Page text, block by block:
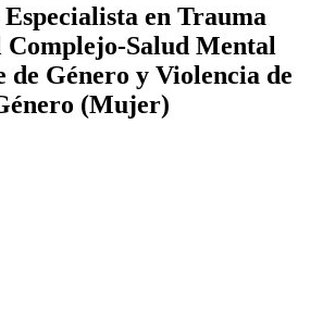
en Trauma
Complejo-Salud Mental
de Género y Violencia de
(Mujer)